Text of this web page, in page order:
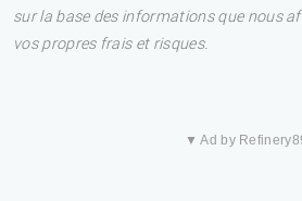
sur la base des informations que nous
vos propres frais et risques.
▼ Ad by